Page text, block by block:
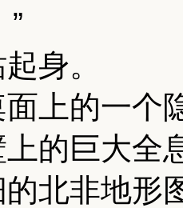
身。
上的一个
的巨大全
北非地形